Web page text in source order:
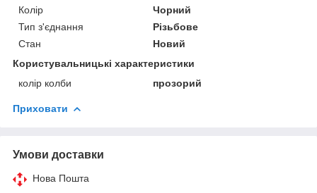
Колір
Чорний
Тип з'єднання
Різьбове
Стан
Новий
Користувальницькі характеристики
колір колби
прозорий
Приховати
Умови доставки
Нова Пошта